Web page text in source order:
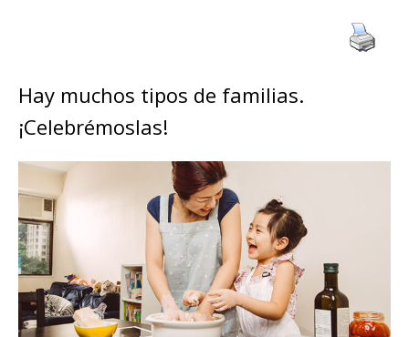
Hay muchos tipos de familias.
¡Celebrémoslas!